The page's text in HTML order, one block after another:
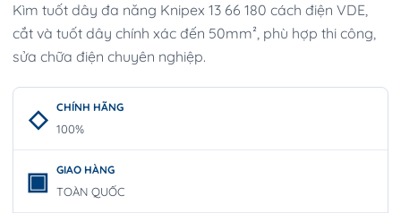
Kìm tuốt dây đa năng Knipex 13 66 180 cách điện VDE,
cắt và tuốt dây chính xác đến 50mm², phù hợp thi công,
sửa chữa điện chuyên nghiệp.
CHÍNH HÃNG
100%
GIAO HÀNG
TOÀN QUỐC